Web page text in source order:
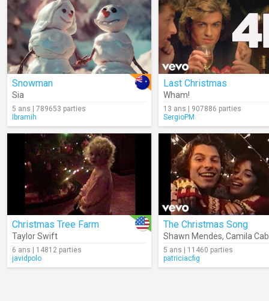
Snowman
Sia
5 ans | 789653 parties
Ibramih
Last Christmas
Wham!
13 ans | 907886 parties
SergioPM
Christmas Tree Farm
Taylor Swift
6 ans | 14812 parties
javidpolo
The Christmas Song
Shawn Mendes, Camila
5 ans | 11460 parties
patriciacfig